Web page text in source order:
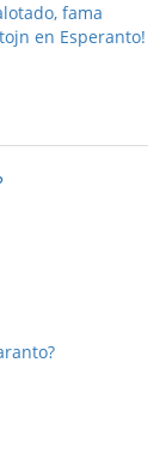
fama
en Esperanto!